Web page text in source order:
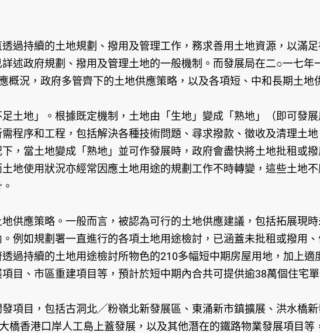
過持續的土地規劃、撥用及管理工作，務求善用土地資源，以滿
述政府規劃、撥用及管理土地的一般機制。而發展局在二○一七
概況，政府多管齊下的土地供應策略，以及各項短、中和長期土地
土地」。根據既定機制，土地由「生地」變成「熟地」（即可發
程序和工程，包括解決各種技術問題、尋求撥款、徵收及清理土
，當土地變成「熟地」並可作發展時，政府會盡快將土地批租或
地使用狀況亦經常因應土地用途的規劃工作不時轉變，這些土地
供應策略。一般而言，被認為可行的土地供應建議，包括拓展現
例如規劃署一直進行的各項土地用途檢討，已涵蓋未批租或撥用
過持續的土地用途檢討所物色的210多幅短中期房屋用地，加上
目、市區重建項目等，預計於短中期內合共可提供逾38萬個住宅
項目，包括古洞北╱粉嶺北新發展區、東涌新市鎮擴展、洪水橋
橋香港口岸人工島上蓋發展，以及其他潛在的鐵路物業發展項目等